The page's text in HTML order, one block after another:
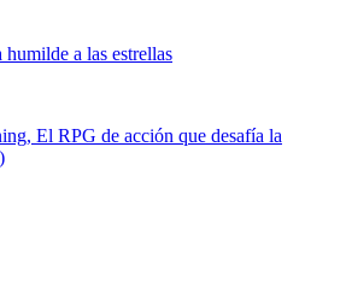
a las estrellas
El RPG de acción que desafía la